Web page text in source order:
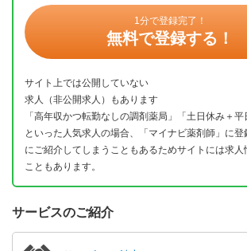
1分で登録完了！
無料で登録する！
サイト上では公開していない
求人（非公開求人）もあります
「高年収かつ転勤なしの調剤薬局」「土日休み＋平
といった人気求人の場合、「マイナビ薬剤師」に
にご紹介してしまうこともあるためサイトには求
こともあります。
サービスのご紹介